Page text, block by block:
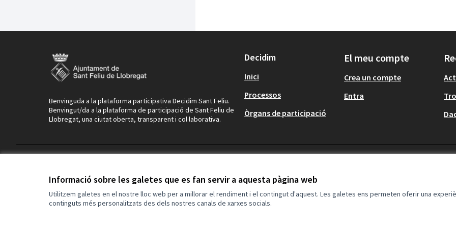
Informació sobre les galetes que es fan servir a aquesta pàgina web
Utilitzem galetes en el nostre lloc web per a millorar el rendiment i el contingut d'aquest. Les galetes ens permeten oferir una
continguts més personalitzats des dels nostres canals de xarxes socials.
Benvinguda a la plataforma participativa Decidim Sant Feliu.
Benvingut/da a la plataforma de participació de Sant Feliu de
Llobregat, una ciutat oberta, transparent i col·laborativa.
Decidim
Inici
Processos
Òrgans de participació
El meu compte
Crea un compte
Entra